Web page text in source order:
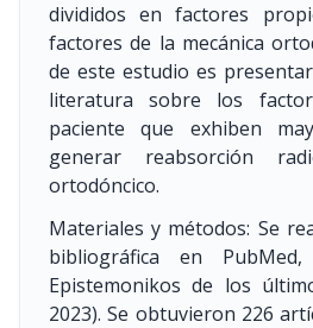
divididos en factores
factores de la mecánica
de este estudio es
literatura sobre los
paciente que exhiben
generar reabsorción
ortodóncico.
Materiales y métodos: Se
bibliográfica en
Epistemonikos de los
2023). Se obtuvieron 226